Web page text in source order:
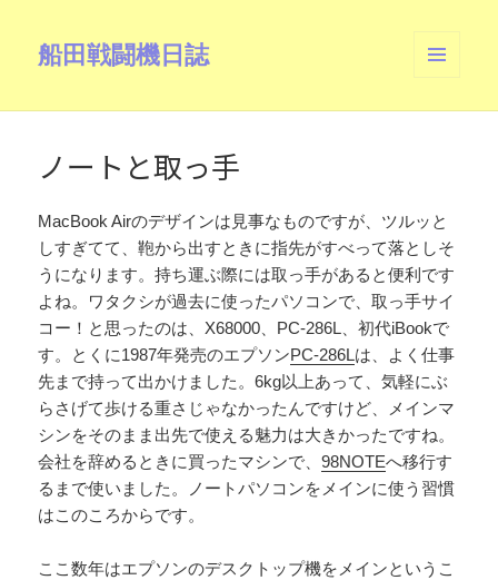
船田戦闘機日誌
ーとウ
ノートと取っ手
MacBook Airのデザインは見事なものですが、ツルッと
しすぎてて、鞄から出すときに指先がすべって落としそ
うになります。持ち運ぶ際には取っ手があると便利です
よね。ワタクシが過去に使ったパソコンで、取っ手サイ
コー！と思ったのは、X68000、PC-286L、初代iBookで
す。とくに1987年発売のエプソンPC-286Lは、よく仕事
先まで持って出かけました。6kg以上あって、気軽にぶ
らさげて歩ける重さじゃなかったんですけど、メインマ
シンをそのまま出先で使える魅力は大きかったですね。
会社を辞めるときに買ったマシンで、98NOTEへ移行す
るまで使いました。ノートパソコンをメインに使う習慣
はこのころからです。
ここ数年はエプソンのデスクトップ機をメインというこ